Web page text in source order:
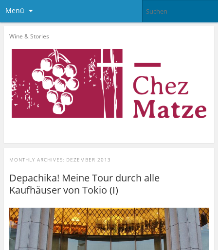
Menü
Wine & Stories
MONTHLY ARCHIVES: DEZEMBER 2013
Depachika! Meine Tour durch alle
Kaufhäuser von Tokio (I)